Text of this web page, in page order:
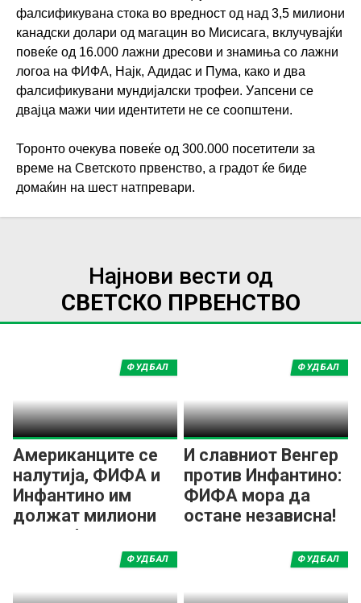
фалсификувана стока во вредност од над 3,5 милиони
канадски долари од магацин во Мисисага, вклучувајќи
повеќе од 16.000 лажни дресови и знамиња со лажни
логоа на ФИФА, Најк, Адидас и Пума, како и два
фалсификувани мундијалски трофеи. Уапсени се
двајца мажи чии идентитети не се соопштени.
Торонто очекува повеќе од 300.000 посетители за
време на Светското првенство, а градот ќе биде
домаќин на шест натпревари.
Најнови вести од
СВЕТСКО ПРВЕНСТВО
Американците се
налутија, ФИФА и
Инфантино им
должат милиони
долари!
ФУДБАЛ
И славниот Венгер
против Инфантино:
ФИФА мора да
остане независна!
ФУДБАЛ
ФУДБАЛ ФУДБАЛ